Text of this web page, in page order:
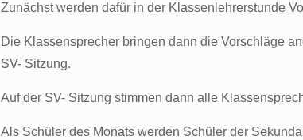
Zunächst werden dafür in der Klassenlehrerstunde
Die Klassensprecher bringen dann die Vorschläge
SV- Sitzung.
Auf der SV- Sitzung stimmen dann alle
Als Schüler des Monats werden Schüler der